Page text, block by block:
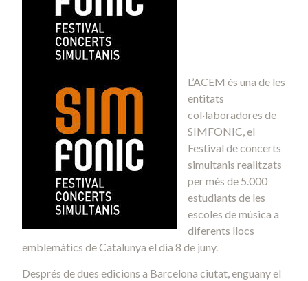
L’ACEM és una de les
entitats
col·laboradores de
SIMFONIC, el
Festival de concerts
simultanis realitzats
per més de 5.000
estudiants de les
escoles de música a
diferents llocs
emblemàtics de Catalunya el dia 8 de juny.
Després de dues edicions a Barcelona ciutat, enguany el